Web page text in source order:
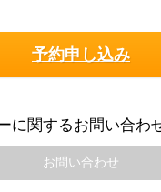
予約申し込み
に関するお問い合わ
お問い合わせ